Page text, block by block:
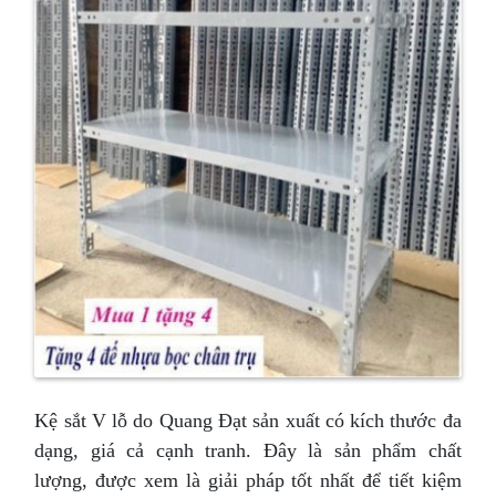
Kệ sắt V lỗ do Quang Đạt sản xuất có kích thước đa
dạng, giá cả cạnh tranh. Đây là sản phẩm chất
lượng, được xem là giải pháp tốt nhất để tiết kiệm